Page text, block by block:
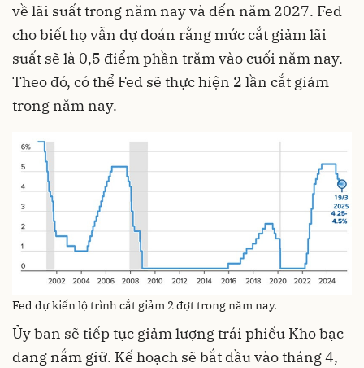
về lãi suất trong năm nay và đến năm 2027. Fed
cho biết họ vẫn dự doán rằng mức cắt giảm lãi
suất sẽ là 0,5 điểm phần trăm vào cuối năm nay.
Theo đó, có thể Fed sẽ thực hiện 2 lần cắt giảm
trong năm nay.
Fed dự kiến lộ trình cắt giảm 2 đợt trong năm nay.
Ủy ban sẽ tiếp tục giảm lượng trái phiếu Kho bạc
đang nắm giữ. Kế hoạch sẽ bắt đầu vào tháng 4,